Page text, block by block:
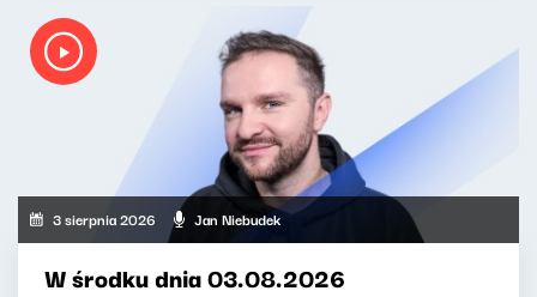
3 sierpnia 2026 Jan Niebudek
W środku dnia 03.08.2026